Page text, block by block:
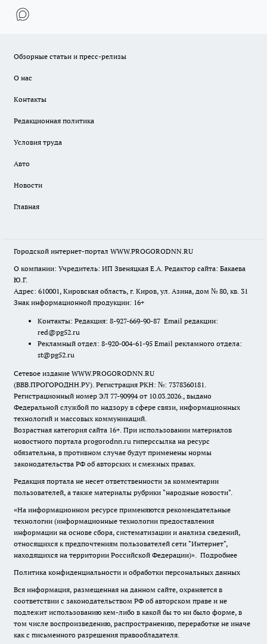
Обзорные статьи и пресс-релизы
О нас
Контакты
Редакционная политика
Условия труда
Авто
Новости
Главная
Городской интернет-портал WWW.PROGORODNN.RU
О компании: Учредитель: ИП Звеняцкая Е.А. Редактор сайта: Бакаева
Ю.Г.
Адрес: 610001, Кировская область, г. Киров, ул. Азина, дом № 80, кв. 31
Знак информационной продукции: 16+
Контакты: Редакция: 8-927-669-90-87 Email редакции:
red@pg52.ru
Рекламный отдел: 8-920-004-61-95 Email рекламного отдела:
st@pg52.ru
Сетевое издание WWW.PROGORODNN.RU
(ВВВ.ПРОГОРОДНН.РУ). Регистрация РКН: №: 7378360181.
Регистрационный номер ЭЛ 77-90994 от 10.03.2026., выдано
Федеральной службой по надзору в сфере связи, информационных
технологий и массовых коммуникаций.
Возрастная категория сайта 16+. При использовании материалов
новостного портала progorodnn.ru гиперссылка на ресурс
обязательна, в противном случае будут применены нормы
законодательства РФ об авторских и смежных правах.
Редакция портала не несет ответственности за комментарии
пользователей, а также материалы рубрики "народные новости".
«На информационном ресурсе применяются рекомендательные
технологии (информационные технологии предоставления
информации на основе сбора, систематизации и анализа сведений,
относящихся к предпочтениям пользователей сети "Интернет",
находящихся на территории Российской Федерации)». Подробнее
Политика конфиденциальности и обработки персональных данных
Вся информация, размещенная на данном сайте, охраняется в
соответствии с законодательством РФ об авторском праве и не
подлежит использованию кем-либо в какой бы то ни было форме, в
том числе воспроизведению, распространению, переработке не иначе
как с письменного разрешения правообладателя.